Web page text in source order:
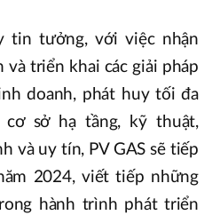
tin tưởng, với việc nhận
triển khai các giải pháp
doanh, phát huy tối đa
sở hạ tầng, kỹ thuật,
và uy tín, PV GAS sẽ tiếp
2024, viết tiếp những
hành trình phát triển